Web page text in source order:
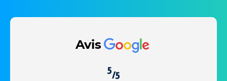
Avis
5/5